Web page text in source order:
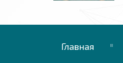
Главная